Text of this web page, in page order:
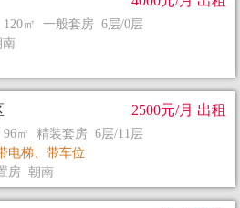
120㎡ 一般套房 6层/0层
96㎡ 精装套房 6层/11层
电梯、带车位
房 朝南
2500元/月 出租